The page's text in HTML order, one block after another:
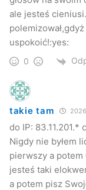
ale jesteś
uspokoić!:yes:
0
takie tam
do IP: 83.11.201.*
Nigdy nie byłem
pierwszy a
jesteś taki
a potem pisz